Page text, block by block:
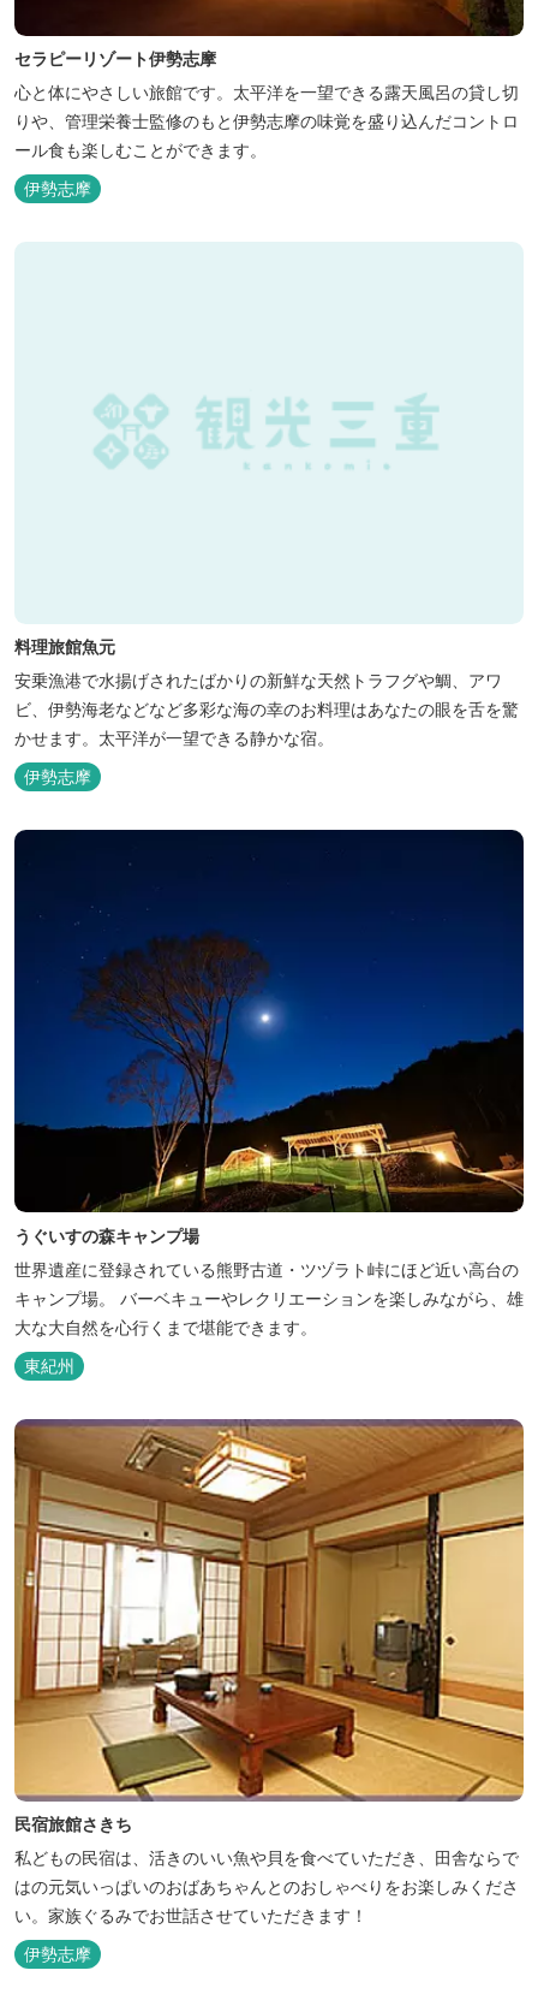
セラピーリゾート伊勢志摩
心と体にやさしい旅館です。太平洋を一望できる露天風呂の貸し切
りや、管理栄養士監修のもと伊勢志摩の味覚を盛り込んだコントロ
ール食も楽しむことができます。
伊勢志摩
料理旅館魚元
安乗漁港で水揚げされたばかりの新鮮な天然トラフグや鯛、アワ
ビ、伊勢海老などなど多彩な海の幸のお料理はあなたの眼を舌を驚
かせます。太平洋が一望できる静かな宿。
伊勢志摩
うぐいすの森キャンプ場
世界遺産に登録されている熊野古道・ツヅラト峠にほど近い高台の
キャンプ場。 バーベキューやレクリエーションを楽しみながら、雄
大な大自然を心行くまで堪能できます。
東紀州
民宿旅館さきち
私どもの民宿は、活きのいい魚や貝を食べていただき、田舎ならで
はの元気いっぱいのおばあちゃんとのおしゃべりをお楽しみくださ
い。家族ぐるみでお世話させていただきます！
伊勢志摩